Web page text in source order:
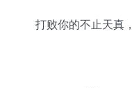
打败你的不止天真